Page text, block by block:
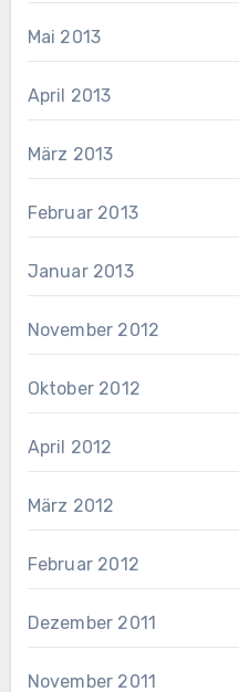
Mai 2013
April 2013
März 2013
Februar 2013
Januar 2013
November 2012
Oktober 2012
April 2012
März 2012
Februar 2012
Dezember 2011
November 2011